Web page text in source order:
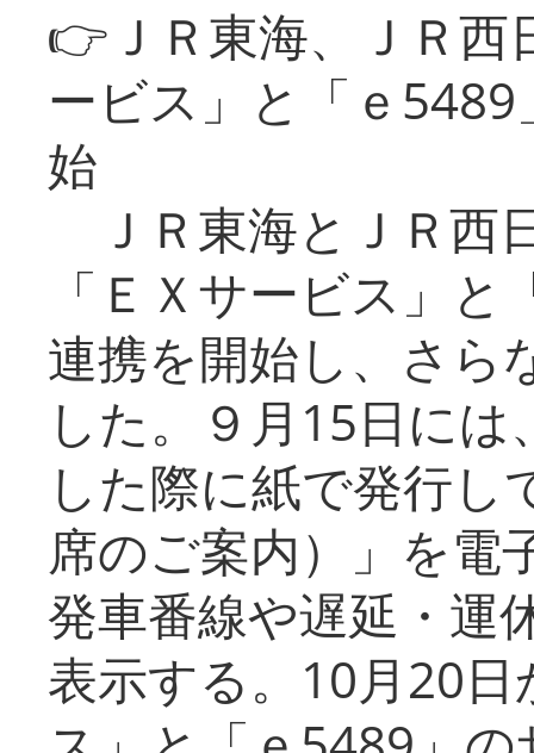
👉ＪＲ東海、ＪＲ
ービス」と「ｅ
始
ＪＲ東海とＪＲ西
「ＥＸサービス」
連携を開始し、さら
した。９月15日に
した際に紙で発行し
席のご案内）」を電
発車番線や遅延・運
表示する。10月20